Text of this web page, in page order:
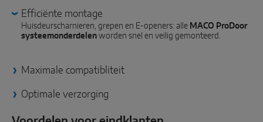
INTELLIGENTE SENSOROPLOSSINGEN
Sense by MACO
MACO Tronic
SERVICEOPLOSSINGEN
Efficiënte montage
Huisdeurscharnieren, grepen en E-openers: alle MACO ProDoor
systeemonderdelen worden snel en veilig gemonteerd.
Maximale compatibliteit
Optimale verzorging